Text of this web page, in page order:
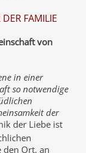
FAMILIE
von
in einer
so notwendige
der
der Liebe ist
den Ort, an